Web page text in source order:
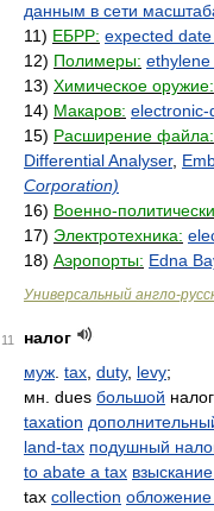
данным в сети
11) ЕБРР: expected
12) Полимеры:
13) Химическое оружие:
14) Макаров: electronic-
15) Расширение файла:
Differential Analyser,
Corporation)
16) Военно-
17) Электротехника:
18) Аэропорты: Edna
Универсальный англо-
11
налог
муж tax duty, levy;
мн. dues большой
taxation
land-tax подушный
to abate a tax
tax collection